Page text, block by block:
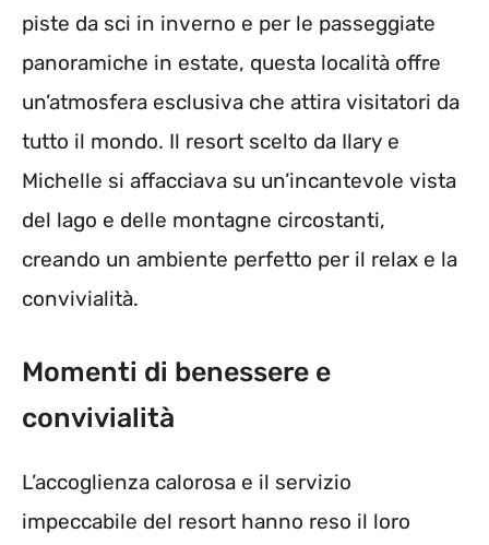
piste da sci in inverno e per le passeggiate
panoramiche in estate, questa località offre
un’atmosfera esclusiva che attira visitatori da
tutto il mondo. Il resort scelto da Ilary e
Michelle si affacciava su un’incantevole vista
del lago e delle montagne circostanti,
creando un ambiente perfetto per il relax e la
convivialità.
Momenti di benessere e
convivialità
L’accoglienza calorosa e il servizio
impeccabile del resort hanno reso il loro